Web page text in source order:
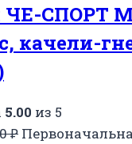
ЧЕ-СПОРТ
качели-
5.00 из 5
₽